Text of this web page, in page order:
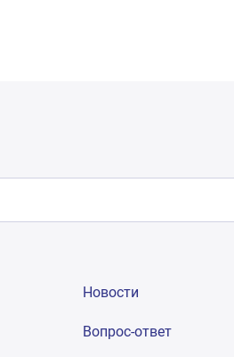
Новости
Вопрос-ответ